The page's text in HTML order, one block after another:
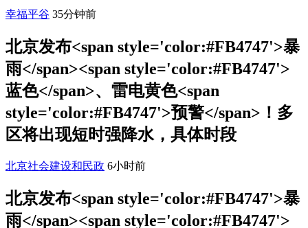
幸福平谷 35分钟前
北京发布<span style='color:#FB4747'>暴
雨</span><span style='color:#FB4747'>
蓝色</span>、雷电黄色<span
style='color:#FB4747'>预警</span>！多
区将出现短时强降水，具体时段
北京社会建设和民政 6小时前
北京发布<span style='color:#FB4747'>暴
雨</span><span style='color:#FB4747'>